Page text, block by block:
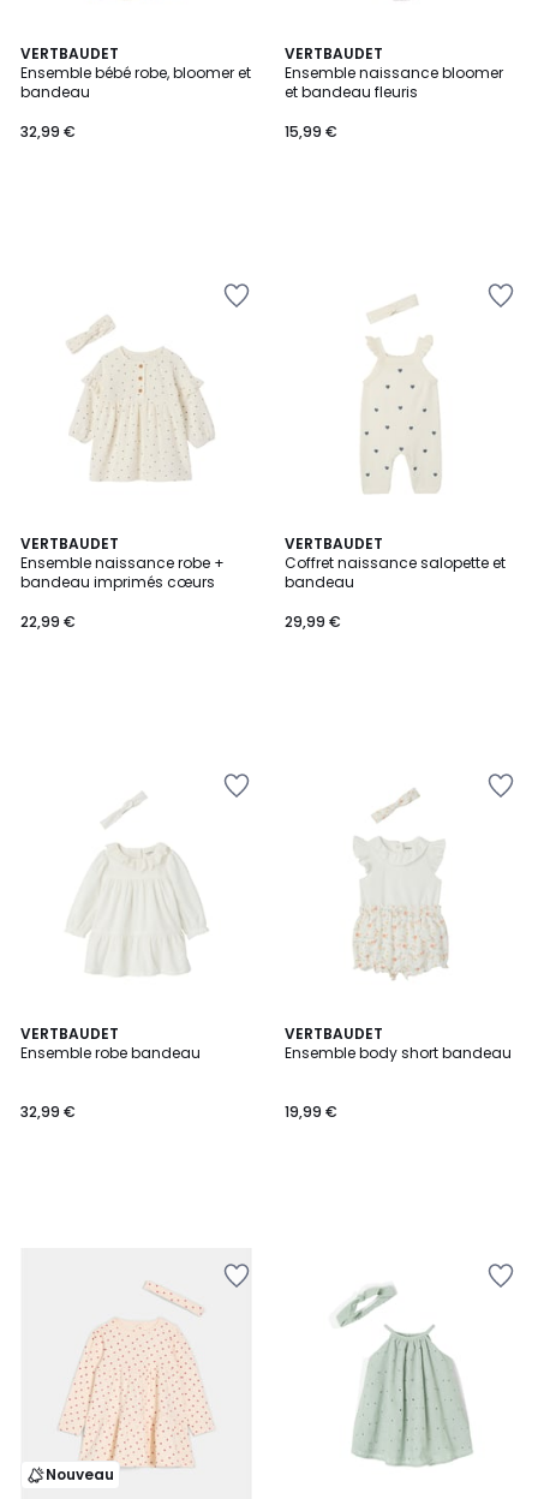
VERTBAUDET
Ensemble bébé robe, bloomer et
bandeau
32,99 €
VERTBAUDET
Ensemble naissance bloomer
et bandeau fleuris
15,99 €
VERTBAUDET
Ensemble naissance robe +
bandeau imprimés cœurs
22,99 €
VERTBAUDET
Coffret naissance salopette et
bandeau
29,99 €
VERTBAUDET
Ensemble robe bandeau
32,99 €
VERTBAUDET
Ensemble body short bandeau
19,99 €
Nouveau